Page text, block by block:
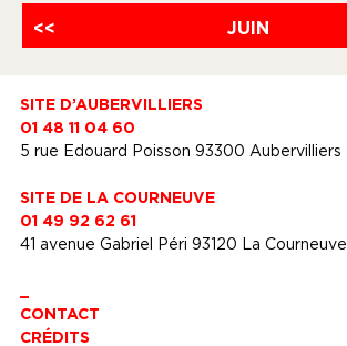
<< JUIN
SITE D’AUBERVILLIERS
01 48 11 04 60
5 rue Edouard Poisson 93300 Aubervilliers
SITE DE LA COURNEUVE
01 49 92 62 61
41 avenue Gabriel Péri 93120 La Courneuve
CONTACT
CRÉDITS